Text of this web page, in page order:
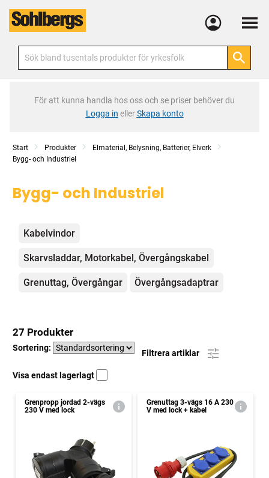
Meny
För att kunna handla hos oss och se priser behöver du
Logga in ellerSkapa konto
Start Produkter
Elmaterial, Belysning, Batterier, Elverk
Bygg- och Industriel
Bygg- och Industriel
Kategorier
Kabelvindor
Skarvsladdar, Motorkabel, Övergångskabel
Grenuttag, Övergångar Övergångsadaptrar
27 Produkter
Sortering:
Filtrera artiklar
Visa endast lagerlagt
Grenpropp jordad 2-vägs
230 V med lock
Grenuttag 3-vägs 16 A 230
V med lock + kabel